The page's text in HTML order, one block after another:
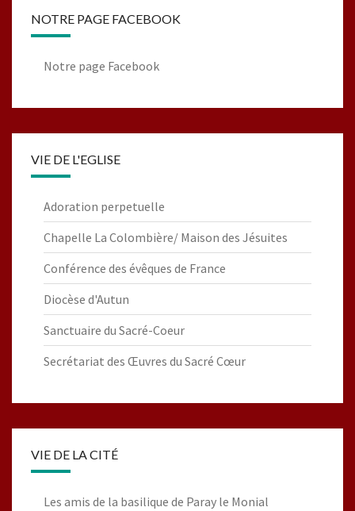
NOTRE PAGE FACEBOOK
Notre page Facebook
VIE DE L'EGLISE
Adoration perpetuelle
Chapelle La Colombière/ Maison des Jésuites
Conférence des évêques de France
Diocèse d'Autun
Sanctuaire du Sacré-Coeur
Secrétariat des Œuvres du Sacré Cœur
VIE DE LA CITÉ
Les amis de la basilique de Paray le Monial